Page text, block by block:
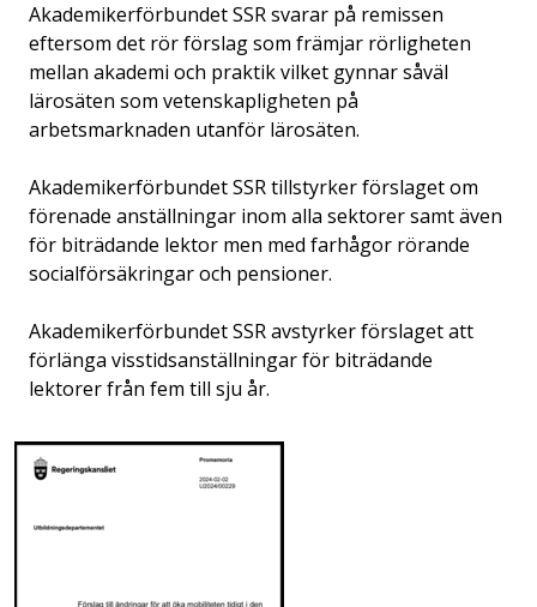
Akademikerförbundet SSR svarar på remissen
eftersom det rör förslag som främjar rörligheten
mellan akademi och praktik vilket gynnar såväl
lärosäten som vetenskapligheten på
arbetsmarknaden utanför lärosäten.
Akademikerförbundet SSR tillstyrker förslaget om
förenade anställningar inom alla sektorer samt även
för biträdande lektor men med farhågor rörande
socialförsäkringar och pensioner.
Akademikerförbundet SSR avstyrker förslaget att
förlänga visstidsanställningar för biträdande
lektorer från fem till sju år.